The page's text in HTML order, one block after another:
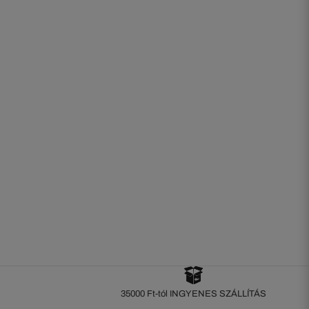
35000 Ft-tól INGYENES SZÁLLÍTÁS